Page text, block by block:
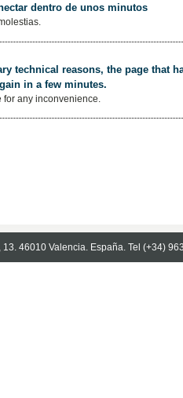
dentro de unos minutos
technical reasons, the page that
in a few minutes.
any inconvenience.
46010 Valencia. España. Tel (+34)